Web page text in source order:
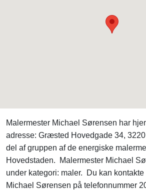
Malermester Michael Sørensen har
adresse: Græsted Hovedgade 34,
del af gruppen af de energiske
Hovedstaden. Malermester Michael
under kategori: maler. Du kan kontakte
Michael Sørensen på telefonnummer